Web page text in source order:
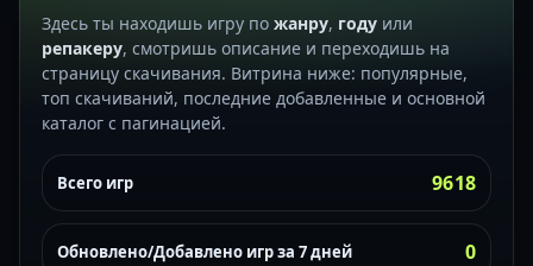
Здесь ты находишь игру по жанру, году или
репакеру, смотришь описание и переходишь на
страницу скачивания. Витрина ниже: популярные,
топ скачиваний, последние добавленные и основной
каталог с пагинацией.
Всего игр 9618
Обновлено/Добавлено игр за 7 дней 0